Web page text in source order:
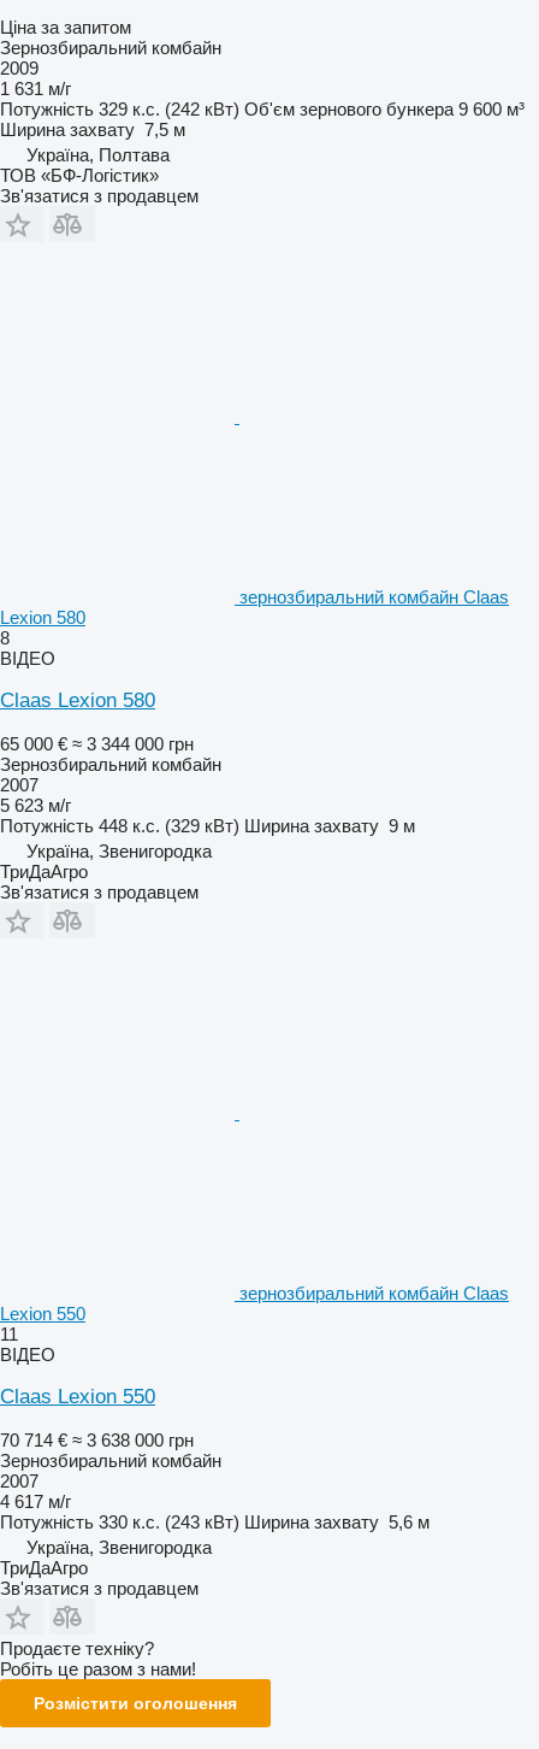
Ціна за запитом
Зернозбиральний комбайн
2009
1 631 м/г
Потужність 329 к.с. (242 кВт) Об'єм зернового бункера 9 600 м³
Ширина захвату 7,5 м
Україна, Полтава
ТОВ «БФ-Логістик»
Зв'язатися з продавцем
зернозбиральний комбайн Claas
Lexion 580
8
ВІДЕО
Claas Lexion 580
65 000 € ≈ 3 344 000 грн
Зернозбиральний комбайн
2007
5 623 м/г
Потужність 448 к.с. (329 кВт) Ширина захвату 9 м
Україна, Звенигородка
ТриДаАгро
Зв'язатися з продавцем
зернозбиральний комбайн Claas
Lexion 550
11
ВІДЕО
Claas Lexion 550
70 714 € ≈ 3 638 000 грн
Зернозбиральний комбайн
2007
4 617 м/г
Потужність 330 к.с. (243 кВт) Ширина захвату 5,6 м
Україна, Звенигородка
ТриДаАгро
Зв'язатися з продавцем
Продаєте техніку?
Робіть це разом з нами!
Розмістити оголошення